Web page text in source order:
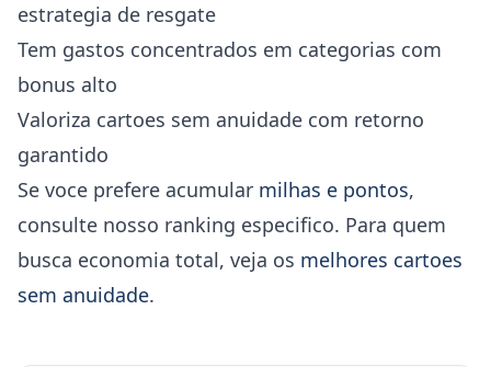
estrategia de resgate
Tem gastos concentrados em categorias com
bonus alto
Valoriza cartoes sem anuidade com retorno
garantido
Se voce prefere acumular milhas e pontos,
consulte nosso ranking especifico. Para quem
busca economia total, veja os melhores cartoes
sem anuidade.